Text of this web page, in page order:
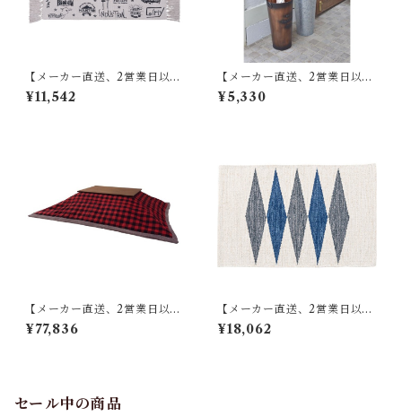
【メーカー直送、2営業日以内
に発送】【6個セット】 東谷
マット W75×D45 RE TTR-13
¥11,542
【メーカー直送、2営業日以内
に発送】東谷 傘立て φ21×H41
ブロンズ/グリーン/アイボリ
¥5,330
【メーカー直送、2営業日以内
に発送】【4個セット】 東谷
薄掛けコタツ布団 長方形 KK-
¥77,836
【メーカー直送、2営業日以内
に発送】【6個セット】 東谷
キッチンマット W50×D80 ブ
¥18,062
セール中の商品